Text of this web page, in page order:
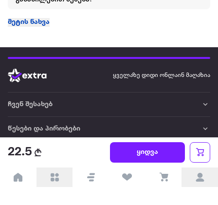
22.5 ყიდვა
მეტის ნახვა
ყველაზე დიდი ონლაინ მაღაზია
ჩვენ შესახებ
წესები და პირობები
პარტნიორებისთვის
ტრენდული